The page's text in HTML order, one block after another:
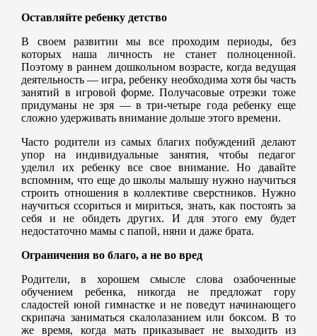
Оставляйте ребенку детство
В своем развитии мы все проходим периоды, без
которых наша личность не станет полноценной.
Поэтому в раннем дошкольном возрасте, когда ведущая
деятельность — игра, ребенку необходима хотя бы часть
занятий в игровой форме. Получасовые отрезки тоже
придуманы не зря — в три-четыре года ребенку еще
сложно удерживать внимание дольше этого времени.
Часто родители из самых благих побуждений делают
упор на индивидуальные занятия, чтобы педагог
уделил их ребенку все свое внимание. Но давайте
вспомним, что еще до школы малышу нужно научиться
строить отношения в коллективе сверстников. Нужно
научиться ссориться и мириться, знать, как постоять за
себя и не обидеть других. И для этого ему будет
недостаточно мамы с папой, няни и даже брата.
Ограничения во благо, а не во вред
Родители, в хорошем смысле слова озабоченные
обучением ребенка, никогда не предложат гору
сладостей юной гимнастке и не поведут начинающего
скрипача заниматься скалолазанием или боксом. В то
же время, когда мать приказывает не выходить из